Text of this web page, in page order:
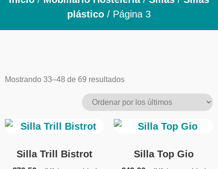
plástico / Página 3
Mostrando 33–48 de 69 resultados
Silla Trill Bistrot Silla Top Gio